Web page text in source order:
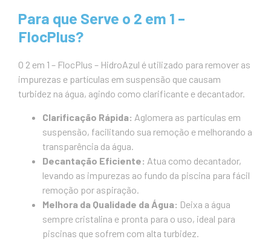
Para que Serve o 2 em 1 –
FlocPlus?
O 2 em 1 – FlocPlus – HidroAzul é utilizado para remover as
impurezas e partículas em suspensão que causam
turbidez na água, agindo como clarificante e decantador.
Clarificação Rápida: Aglomera as partículas em
suspensão, facilitando sua remoção e melhorando a
transparência da água.
Decantação Eficiente: Atua como decantador,
levando as impurezas ao fundo da piscina para fácil
remoção por aspiração.
Melhora da Qualidade da Água: Deixa a água
sempre cristalina e pronta para o uso, ideal para
piscinas que sofrem com alta turbidez.